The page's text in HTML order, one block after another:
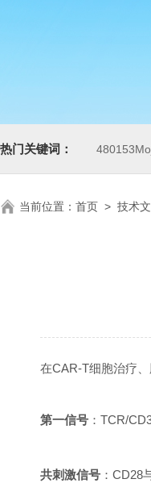
热门关键词：
当前位置： 首页 > 技术
在CAR-T细胞治疗
第一信号 ：TCR/
共刺激信号 ：CD28